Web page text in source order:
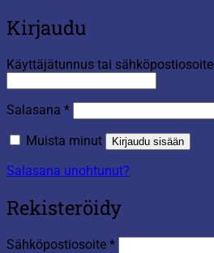
Kirjaudu
Käyttäjätunnus tai sähköpostiosoite
Salasana *Vaaditaan
Muista minut Kirjaudu sisään
Salasana unohtunut?
Rekisteröidy
Sähköpostiosoite *Vaaditaan